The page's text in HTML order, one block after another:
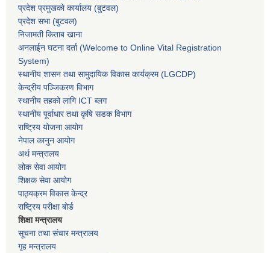
प्रदेश प्रमुखकाे कार्यालय (बुटवल)
प्रदेश सभा (बुटवल)
निजामती किताब खाना
अनलाईन घटना दर्ता (Welcome to Online Vital Registration
System)
स्थानीय शासन तथा सामुदायिक विकास कार्यक्रम (LGCDP)
केन्द्रीय पञ्जिकरण विभाग
स्थानीय तहको लागि ICT ब्लग
स्थानीय पूर्वाधार तथा कृषि सडक विभाग
राष्ट्रिय योजना आयोग
नेपाल कानुन आयोग
अर्थ मन्त्रालय
लोक सेवा आयोग
शिक्षक सेवा आयोग
पाठ्यक्रम विकास केन्द्र
राष्ट्रिय परीक्षा बोर्ड
शिक्षा मन्त्रालय
सूचना तथा संचार मन्त्रालय
गृह मन्त्रालय